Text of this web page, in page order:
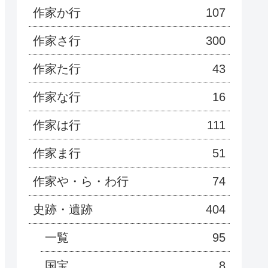
作家か行 107
作家さ行 300
作家た行 43
作家な行 16
作家は行 111
作家ま行 51
作家や・ら・わ行 74
史跡・遺跡 404
一覧 95